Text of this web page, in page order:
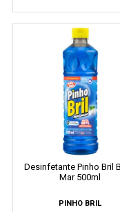
Desinfetante Pinho Bril
Mar 500ml
PINHO BRIL